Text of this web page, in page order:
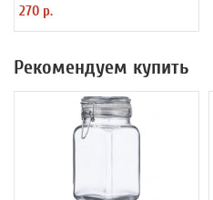
270 р.
Рекомендуем купить